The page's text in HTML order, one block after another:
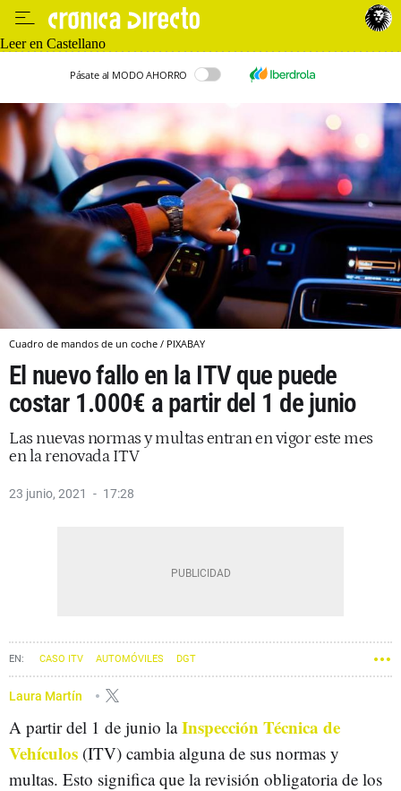
Leer en Castellano
Pásate al MODO AHORRO
Cuadro de mandos de un coche / PIXABAY
El nuevo fallo en la ITV que puede
costar 1.000€ a partir del 1 de junio
Las nuevas normas y multas entran en vigor este mes
en la renovada ITV
23 junio, 2021 17:28
CASO ITV AUTOMÓVILES DGT
Laura Martín
A partir del 1 de junio laInspección Técnica de
Vehículos (ITV) cambia alguna de sus normas y
multas. Esto significa que la revisión obligatoria de los